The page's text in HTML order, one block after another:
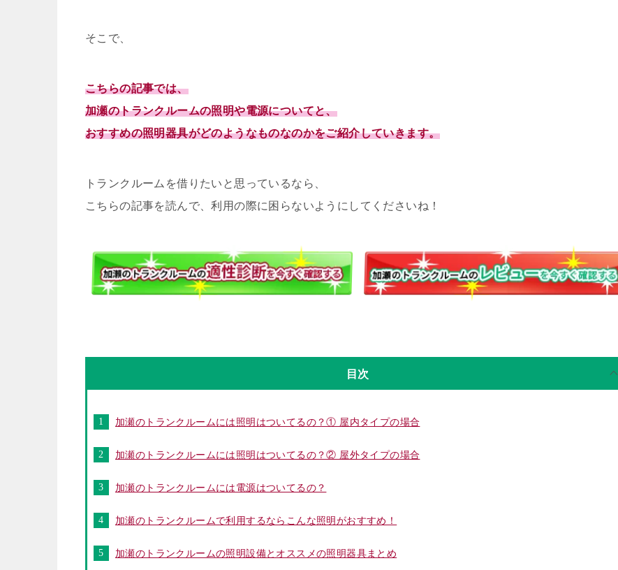
そこで、
こちらの記事では、
加瀬のトランクルームの照明や電源についてと、
おすすめの照明器具がどのようなものなのかをご紹介していきます。
トランクルームを借りたいと思っているなら、
こちらの記事を読んで、利用の際に困らないようにしてくださいね！
目次
加瀬のトランクルームには照明はついてるの？① 屋内タイプの場合
加瀬のトランクルームには照明はついてるの？② 屋外タイプの場合
加瀬のトランクルームには電源はついてるの？
加瀬のトランクルームで利用するならこんな照明がおすすめ！
加瀬のトランクルームの照明設備とオススメの照明器具まとめ